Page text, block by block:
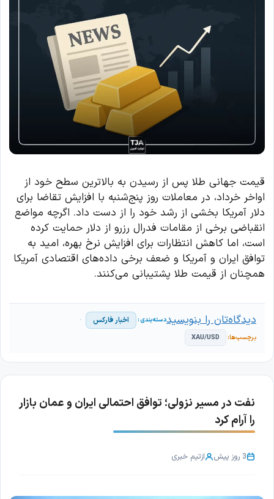
قیمت جهانی طلا پس از رسیدن به بالاترین سطح خود از
اواخر خرداد، در معاملات روز پنج‌شنبه با افزایش تقاضا برای
دلار آمریکا بخشی از رشد خود را از دست داد. اگرچه مواضع
انقباضی برخی از مقامات فدرال رزرو از دلار حمایت کرده
است، اما کاهش انتظارات برای افزایش نرخ بهره، امید به
توافق ایران و آمریکا و ضعف برخی داده‌های اقتصادی آمریکا
همچنان از قیمت طلا پشتیبانی می‌کنند.
اخبار فارکس
XAU/USD
دیدگاه‌تان را بنویسید
نفت در مسیر نزولی؛ توافق احتمالی ایران و عمان بازار
را آرام کرد
3 روز پیش ازتیم خبری